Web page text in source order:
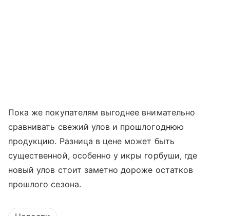
Пока же покупателям выгоднее внимательно
сравнивать свежий улов и прошлогоднюю
продукцию. Разница в цене может быть
существенной, особенно у икры горбуши, где
новый улов стоит заметно дороже остатков
прошлого сезона.